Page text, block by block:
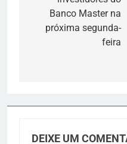
Banco Master na
próxima segunda-
feira
DEIXE UM